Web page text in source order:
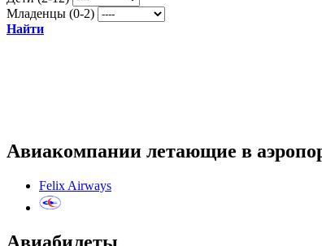
Младенцы (0-2)
Найти
Авиакомпании летающие в
Felix Airways